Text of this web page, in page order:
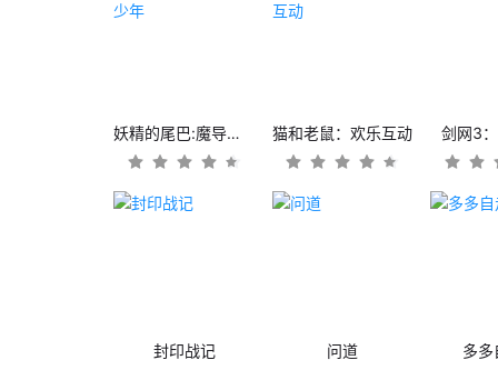
妖精的尾巴:魔导少年 猫和老鼠：欢乐互动 剑网3
封印战记 问道 多多